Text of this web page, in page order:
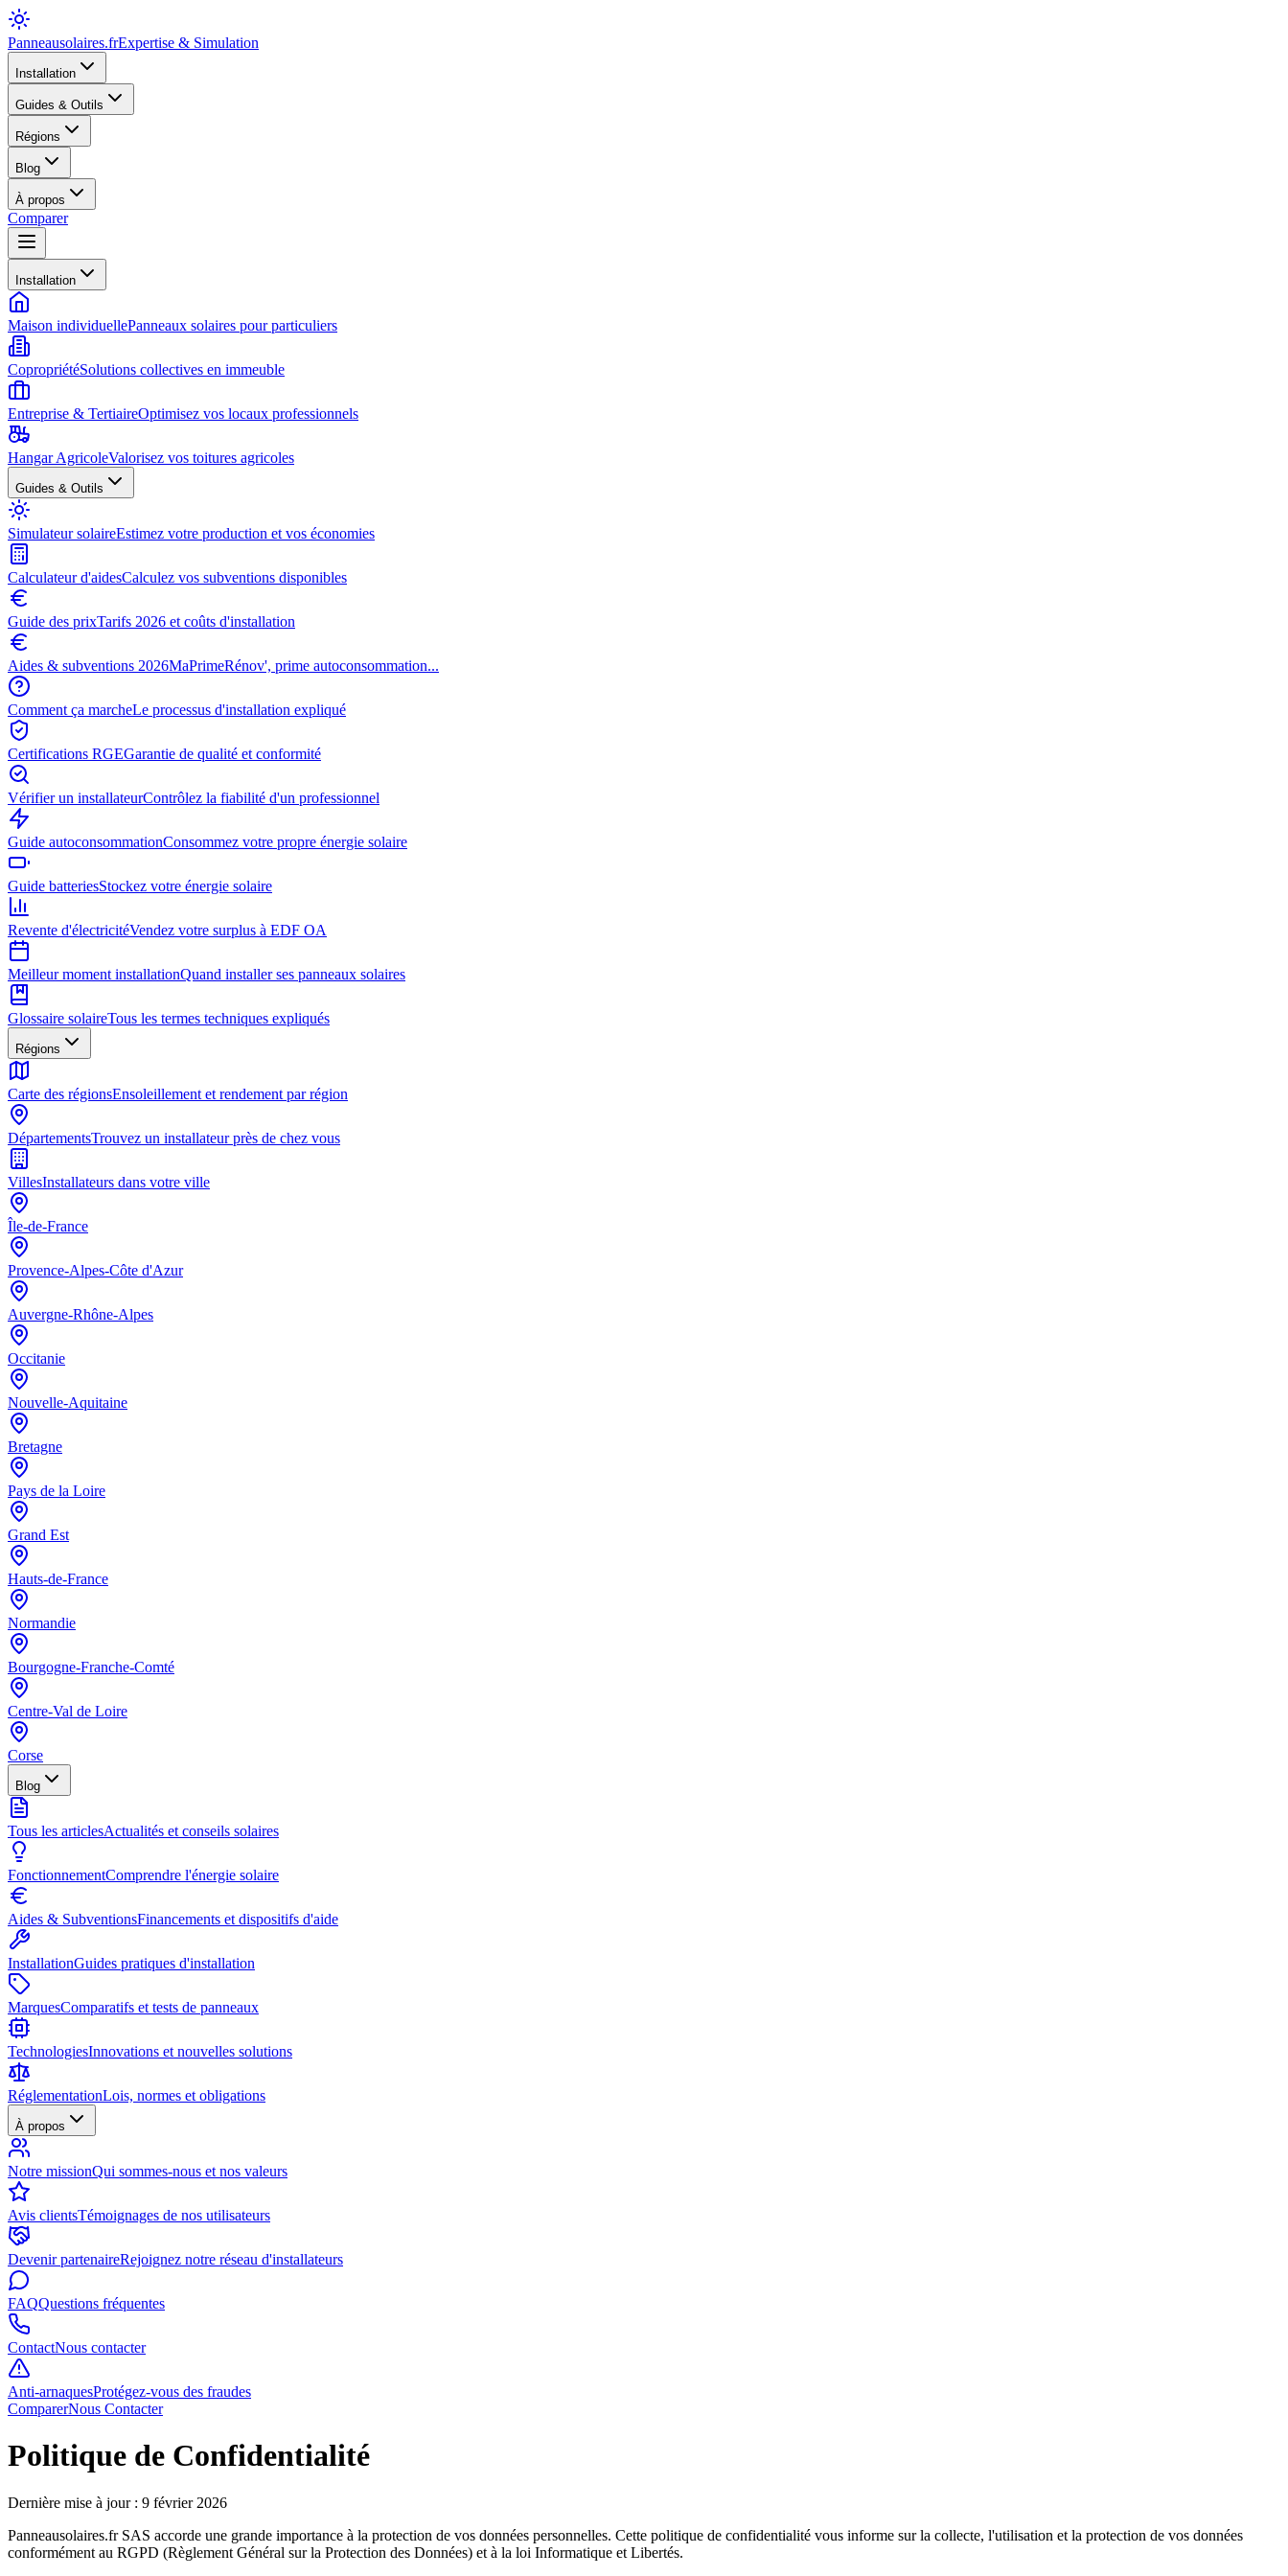
Panneausolaires.frExpertise & Simulation
Installation
Guides & Outils
Régions
Blog
À propos
Comparer
Installation
Maison individuellePanneaux solaires pour particuliers
CopropriétéSolutions collectives en immeuble
Entreprise & TertiaireOptimisez vos locaux professionnels
Hangar AgricoleValorisez vos toitures agricoles
Guides & Outils
Simulateur solaireEstimez votre production et vos économies
Calculateur d'aidesCalculez vos subventions disponibles
Guide des prixTarifs 2026 et coûts d'installation
Aides & subventions 2026MaPrimeRénov', prime autoconsommation...
Comment ça marcheLe processus d'installation expliqué
Certifications RGEGarantie de qualité et conformité
Vérifier un installateurContrôlez la fiabilité d'un professionnel
Guide autoconsommationConsommez votre propre énergie solaire
Guide batteriesStockez votre énergie solaire
Revente d'électricitéVendez votre surplus à EDF OA
Meilleur moment installationQuand installer ses panneaux solaires
Glossaire solaireTous les termes techniques expliqués
Régions
Carte des régionsEnsoleillement et rendement par région
DépartementsTrouvez un installateur près de chez vous
VillesInstallateurs dans votre ville
Île-de-France
Provence-Alpes-Côte d'Azur
Auvergne-Rhône-Alpes
Occitanie
Nouvelle-Aquitaine
Bretagne
Pays de la Loire
Grand Est
Hauts-de-France
Normandie
Bourgogne-Franche-Comté
Centre-Val de Loire
Corse
Blog
Tous les articlesActualités et conseils solaires
FonctionnementComprendre l'énergie solaire
Aides & SubventionsFinancements et dispositifs d'aide
InstallationGuides pratiques d'installation
MarquesComparatifs et tests de panneaux
TechnologiesInnovations et nouvelles solutions
RéglementationLois, normes et obligations
À propos
Notre missionQui sommes-nous et nos valeurs
Avis clientsTémoignages de nos utilisateurs
Devenir partenaireRejoignez notre réseau d'installateurs
FAQQuestions fréquentes
ContactNous contacter
Anti-arnaquesProtégez-vous des fraudes
ComparerNous Contacter
Politique de Confidentialité
Dernière mise à jour : 9 février 2026
Panneausolaires.fr SAS accorde une grande importance à la protection de vos données personnelles. Cette politique de confidentialité vous informe sur la collecte, l'utilisation et la protection de vos données
conformément au RGPD (Règlement Général sur la Protection des Données) et à la loi Informatique et Libertés.